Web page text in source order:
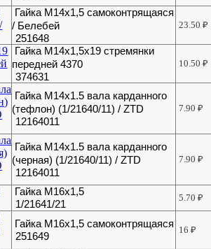
Гайка М14х1,5 самоконтрящаяся
/ Белебей
251648
23.50₽
Гайка М14х1,5х19 стремянки
передней 4370
374631
10.50₽
Гайка М14х1.5 вала карданного
(тефлон) (1/21640/11) / ZTD
12164011
7.90₽
Гайка М14х1.5 вала карданного
(черная) (1/21640/11) / ZTD
12164011
7.90₽
Гайка М16х1,5
1/21641/21
5.70₽
Гайка М16х1,5 самоконтрящаяся
251649
16₽